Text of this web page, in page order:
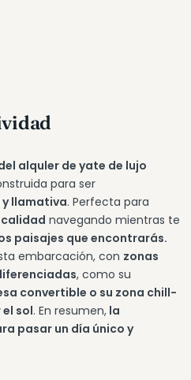
alquler de yate de lujo
para ser
llamativa. Perfecta para
navegando mientras te
paisajes que encontrarás.
embarcación, con zonas
, como su
convertible o su zona chill-
sol. En resumen, la
pasar un día único y